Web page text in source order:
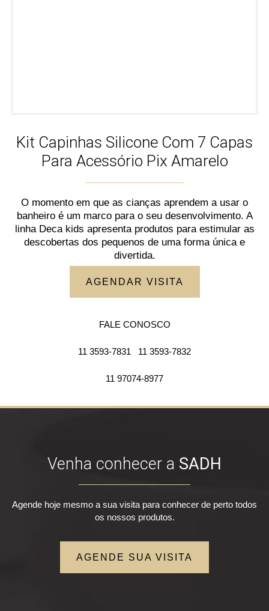
Kit Capinhas Silicone Com 7 Capas
Para Acessório Pix Amarelo
O momento em que as cianças aprendem a usar o
banheiro é um marco para o seu desenvolvimento. A
linha Deca kids apresenta produtos para estimular as
descobertas dos pequenos de uma forma única e
divertida.
AGENDAR VISITA
FALE CONOSCO
11 3593-7831 11 3593-7832
11 97074-8977
Venha conhecer a SADH
Agende hoje mesmo a sua visita para conhecer de perto todos
os nossos produtos.
AGENDE SUA VISITA